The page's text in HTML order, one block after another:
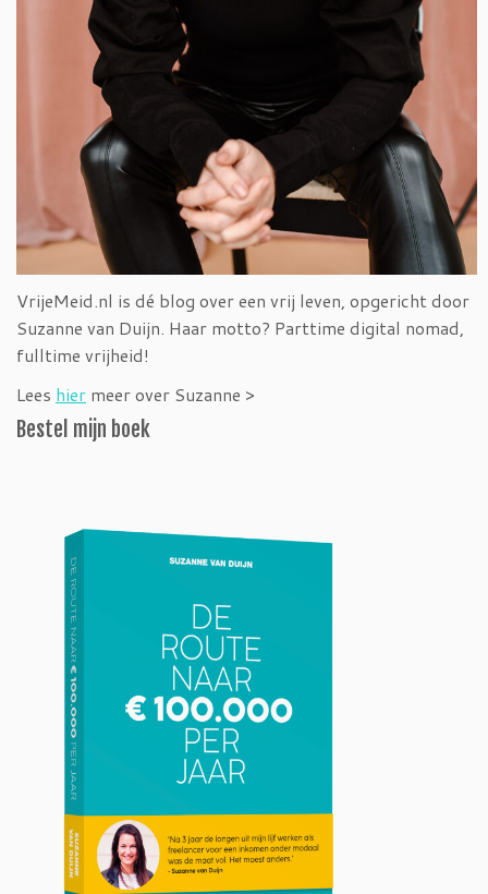
VrijeMeid.nl is dé blog over een vrij leven, opgericht door
Suzanne van Duijn. Haar motto? Parttime digital nomad,
fulltime vrijheid!
Lees hier meer over Suzanne >
Bestel mijn boek